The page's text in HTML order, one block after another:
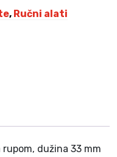
, Ručni alati
dužina 33 mm